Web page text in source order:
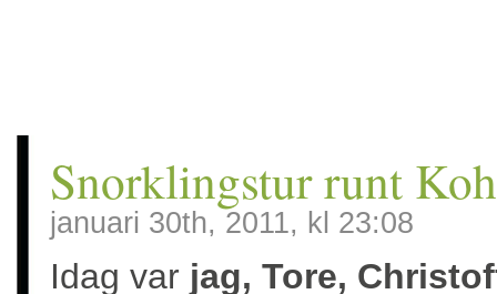
Snorklingstur runt
januari 30th, 2011, kl 23:08
Idag var jag, Tore,